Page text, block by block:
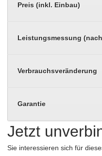
Preis (inkl. Einbau)
Leistungsmessung
Verbrauchsveränderung
Garantie
Jetzt
Sie interessieren sich für